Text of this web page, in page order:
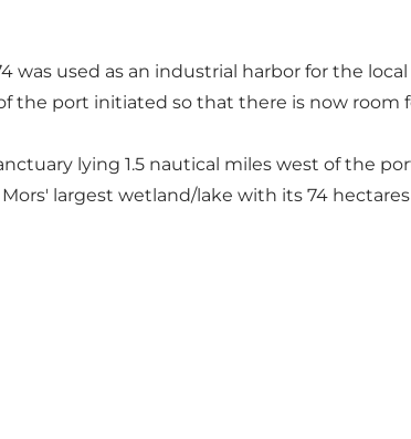
was used as an industrial harbor for the
the port initiated so that there is now room
lying 1.5 nautical miles west of the
largest wetland/lake with its 74